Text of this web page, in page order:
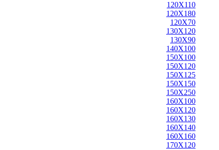
120X110
120X180
120X70
130X120
130X90
140X100
150X100
150X120
150X125
150X150
150X250
160X100
160X120
160X130
160X140
160X160
170X120